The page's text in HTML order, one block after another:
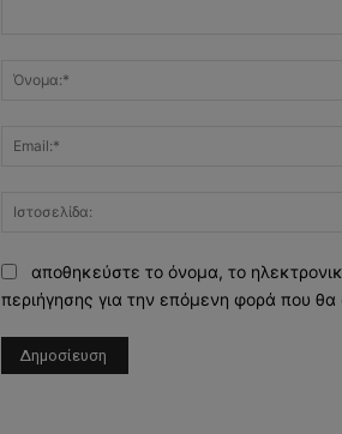
αποθηκεύστε το όνομα, το
περιήγησης για την επόμενη φορά που